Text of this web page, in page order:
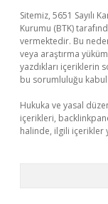
Sitemiz, 5651 Sayılı
Kurumu (BTK)
vermektedir. Bu
veya araştırma
yazdıkları içeriklerin
bu sorumluluğu kabul
Hukuka ve yasal
içerikleri,
halinde, ilgili içerikler